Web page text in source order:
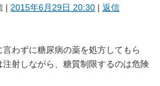
| 2015年6月29日 20:30 | 返信
わずに糖尿病の薬を処方してもら
射しながら、糖質制限するのは危険